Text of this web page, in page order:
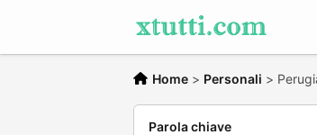
Home > Personali >
Parola chiave